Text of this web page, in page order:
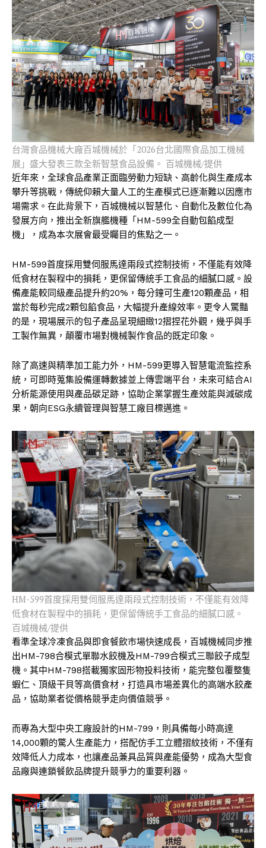
台灣食品機械大廠百城機械於「2026台北國際食品加工機械
展」盛大發表三款全新智慧食品設備。 百城機械/提供
近年來，全球食品產業正面臨勞動力短缺、高齡化與生產成本
攀升等挑戰，傳統仰賴大量人工的生產模式已逐漸難以因應市
場需求。在此背景下，百城機械以智慧化、自動化及數位化為
發展方向，推出全新旗艦機種「HM-599全自動包餡成型
機」，成為本次展會最受矚目的焦點之一。
HM-599首度採用雙伺服馬達兩段式控制技術，不僅能有效降
低食材在製程中的損耗，更保留傳統手工食品的細膩口感。設
備產能較同級產品提升約20%，每分鐘可生產120顆產品，相
當於每秒完成2顆包餡食品，大幅提升產線效率。更令人驚豔
的是，現場展示的包子產品呈現細緻12摺捏花外觀，幾乎與手
工製作無異，顛覆市場對機械製作食品的既定印象。
除了高速與精準加工能力外，HM-599更導入智慧電流監控系
統，可即時蒐集設備運轉數據並上傳雲端平台，未來可結合AI
分析能源使用與產品碳足跡，協助企業掌握生產效能與減碳成
果，朝向ESG永續管理與智慧工廠目標邁進。
HM-599首度採用雙伺服馬達兩段式控制技術，不僅能有效降
低食材在製程中的損耗，更保留傳統手工食品的細膩口感。
百城機械/提供
看準全球冷凍食品與即食餐飲市場快速成長，百城機械同步推
出HM-798合模式單聯水餃機及HM-799合模式三聯餃子成型
機。其中HM-798搭載獨家固形物投料技術，能完整包覆整隻
蝦仁、頂級干貝等高價食材，打造具市場差異化的高端水餃產
品，協助業者從價格競爭走向價值競爭。
而專為大型中央工廠設計的HM-799，則具備每小時高達
14,000顆的驚人生產能力，搭配仿手工立體摺紋技術，不僅有
效降低人力成本，也讓產品兼具品質與產能優勢，成為大型食
品廠與連鎖餐飲品牌提升競爭力的重要利器。